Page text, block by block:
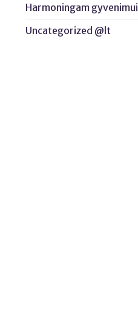
Harmoningam gyvenimui
Uncategorized @lt